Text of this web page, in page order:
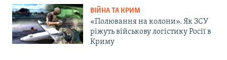
ВІЙНА ТА КРИМ
«Полювання на колони». Як ЗСУ
ріжуть військову логістику Росії в
Криму